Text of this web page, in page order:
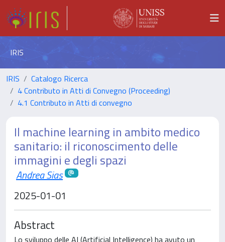
IRIS
IRIS
Catalogo Ricerca
4 Contributo in Atti di Convegno (Proceeding)
4.1 Contributo in Atti di convegno
Il machine learning in ambito medico
sanitario: il riconoscimento delle
immagini e degli spazi
Andrea Sias
2025-01-01
Abstract
Lo sviluppo delle AI (Artificial Intelligence) ha avuto un